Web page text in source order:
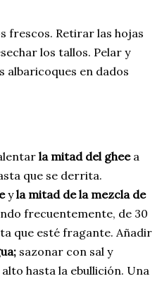
frescos. Retirar las hojas
los tallos. Pelar y
albaricoques en dados
la mitad del ghee a
que se derrita.
yla mitad de la mezcla de
frecuentemente, de 30
que esté fragante. Añadir
; sazonar con sal y
hasta la ebullición. Una